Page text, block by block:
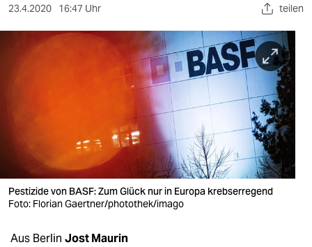
sport
wahrheit
verlag
verlag
veranstaltungen
23.4.2020 16:47 Uhr teilen
Pestizide von BASF: Zum Glück nur in Europa krebserregend
Foto: Florian Gaertner/photothek/imago
Aus Berlin Jost Maurin